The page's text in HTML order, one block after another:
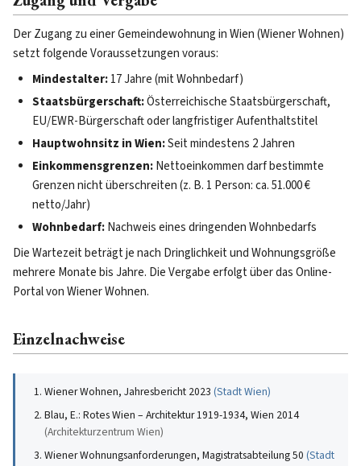
Der Zugang zu einer Gemeindewohnung in Wien (Wiener Wohnen)
setzt folgende Voraussetzungen voraus:
Mindestalter:17 Jahre (mit Wohnbedarf)
Staatsbürgerschaft:Österreichische Staatsbürgerschaft,
EU/EWR-Bürgerschaft oder langfristiger Aufenthaltstitel
Hauptwohnsitz in Wien:Seit mindestens 2 Jahren
Einkommensgrenzen:Nettoeinkommen darf bestimmte
Grenzen nicht überschreiten (z. B. 1 Person: ca. 51.000 €
netto/Jahr)
Wohnbedarf:Nachweis eines dringenden Wohnbedarfs
Die Wartezeit beträgt je nach Dringlichkeit und Wohnungsgröße
mehrere Monate bis Jahre. Die Vergabe erfolgt über das Online-
Portal von Wiener Wohnen.
Einzelnachweise
Wiener Wohnen, Jahresbericht 2023 (Stadt Wien)
Blau, E.: Rotes Wien – Architektur 1919-1934, Wien 2014
(Architekturzentrum Wien)
Wiener Wohnungsanforderungen, Magistratsabteilung 50 (Stadt